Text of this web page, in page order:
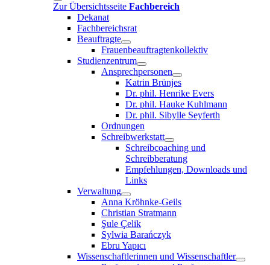
Zur Übersichtsseite Fachbereich
Dekanat
Fachbereichsrat
Beauftragte
Frauenbeauftragtenkollektiv
Studienzentrum
Ansprechpersonen
Katrin Brünjes
Dr. phil. Henrike Evers
Dr. phil. Hauke Kuhlmann
Dr. phil. Sibylle Seyferth
Ordnungen
Schreibwerkstatt
Schreibcoaching und
Schreibberatung
Empfehlungen, Downloads und
Links
Verwaltung
Anna Kröhnke-Geils
Christian Stratmann
Şule Çelik
Sylwia Barańczyk
Ebru Yapıcı
Wissenschaftlerinnen und Wissenschaftler